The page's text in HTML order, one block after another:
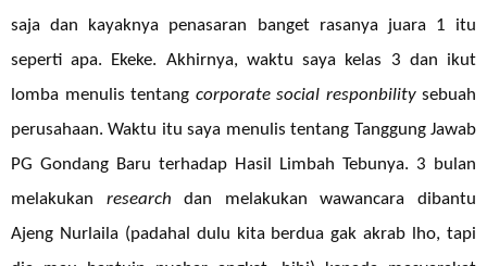
saja dan kayaknya penasaran banget rasanya juara 1 itu
seperti apa. Ekeke. Akhirnya, waktu saya kelas 3 dan ikut
lomba menulis tentang corporate social responbilitysebuah
perusahaan. Waktu itu saya menulis tentang Tanggung Jawab
PG Gondang Baru terhadap Hasil Limbah Tebunya. 3 bulan
melakukan research dan melakukan wawancara dibantu
Ajeng Nurlaila (padahal dulu kita berdua gak akrab lho, tapi